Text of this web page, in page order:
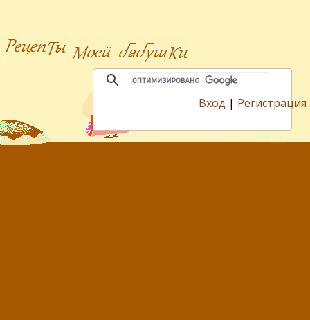
Вход | Регистрация